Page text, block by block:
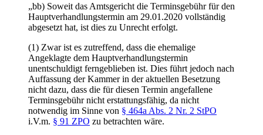
„bb) Soweit das Amtsgericht die Terminsgebühr für den
Hauptverhandlungstermin am 29.01.2020 vollständig
abgesetzt hat, ist dies zu Unrecht erfolgt.
(1) Zwar ist es zutreffend, dass die ehemalige
Angeklagte dem Hauptverhandlungstermin
unentschuldigt ferngeblieben ist. Dies führt jedoch nach
Auffassung der Kammer in der aktuellen Besetzung
nicht dazu, dass die für diesen Termin angefallene
Terminsgebühr nicht erstattungsfähig, da nicht
notwendig im Sinne von § 464a Abs. 2 Nr. 2 StPO
i.V.m. § 91 ZPO zu betrachten wäre.